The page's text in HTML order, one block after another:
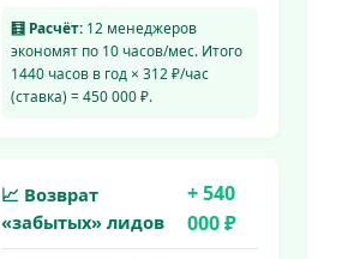
🧮 Расчёт: 12 менеджеров
экономят по 10 часов/мес. Итого
1440 часов в год × 312 ₽/час
(ставка) = 450 000 ₽.
📈 Возврат
«забытых» лидов
+ 540
000 ₽